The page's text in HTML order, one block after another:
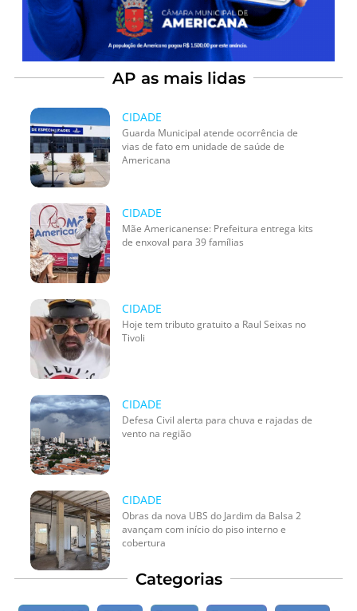
AP as mais lidas
CIDADE
Guarda Municipal atende ocorrência de
vias de fato em unidade de saúde de
Americana
CIDADE
Mãe Americanense: Prefeitura entrega kits
de enxoval para 39 famílias
CIDADE
Hoje tem tributo gratuito a Raul Seixas no
Tivoli
CIDADE
Defesa Civil alerta para chuva e rajadas de
vento na região
CIDADE
Obras da nova UBS do Jardim da Balsa 2
avançam com início do piso interno e
cobertura
Categorias